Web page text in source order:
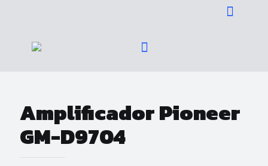
Amplificador Pioneer
GM-D9704